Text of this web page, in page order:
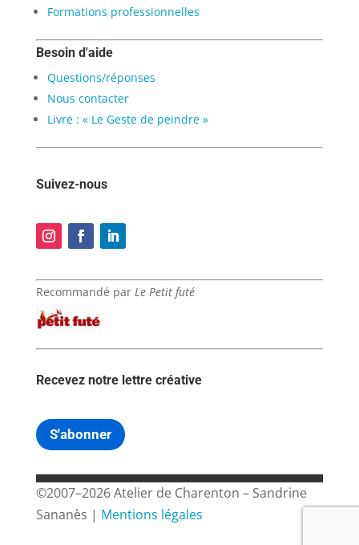
Formations professionnelles
Besoin d'aide
Questions/réponses
Nous contacter
Livre : « Le Geste de peindre »
Suivez-nous
Recommandé par Le Petit futé
Recevez notre lettre créative
S'abonner
©2007–2026 Atelier de Charenton – Sandrine
Sananès | Mentions légales